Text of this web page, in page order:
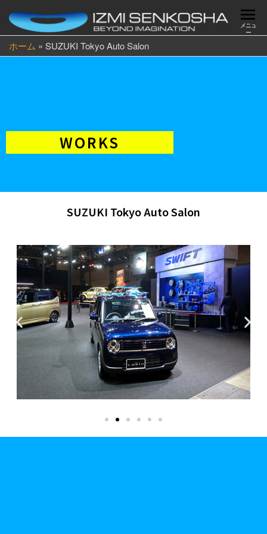
メニュ
ー
ホーム » SUZUKI Tokyo Auto Salon
WORKS
SUZUKI Tokyo Auto Salon